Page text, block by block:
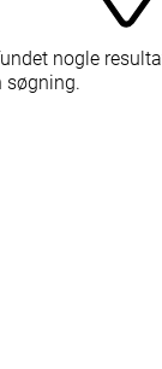
nogle
søgning.